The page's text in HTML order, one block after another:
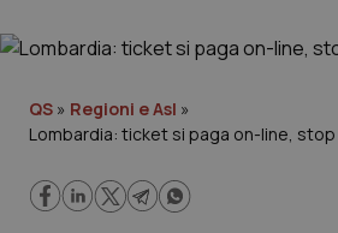
Cronache
QS » Regioni e Asl »
Lombardia: ticket si paga on-line,